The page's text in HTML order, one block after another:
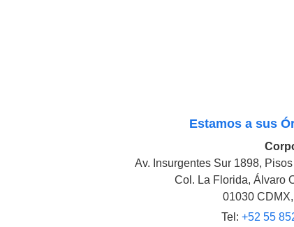
Estamos a sus
Av. Insurgentes Sur 1898,
Col. La Florida, Álvaro
01030
Tel: +52 55